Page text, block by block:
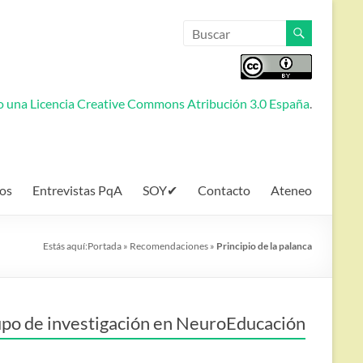
una Licencia Creative Commons Atribución 3.0 España.
Entrevistas PqA SOY✔ Contacto Ateneo
Estás aquí:Portada » Recomendaciones » Principio de la palanca
de investigación en NeuroEducación